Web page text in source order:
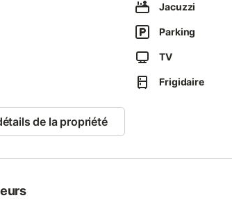
notre fromager un délicieux plateau apéritif
de 20 € accéder au spa qui se trouve dans
Jacuzzi
Parking
TV
Frigidaire
de la propriété